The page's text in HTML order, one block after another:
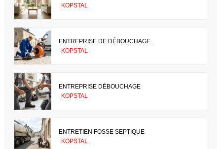
KOPSTAL
ENTREPRISE DE DÉBOUCHAGE
KOPSTAL
ENTREPRISE DÉBOUCHAGE
KOPSTAL
ENTRETIEN FOSSE SEPTIQUE
KOPSTAL